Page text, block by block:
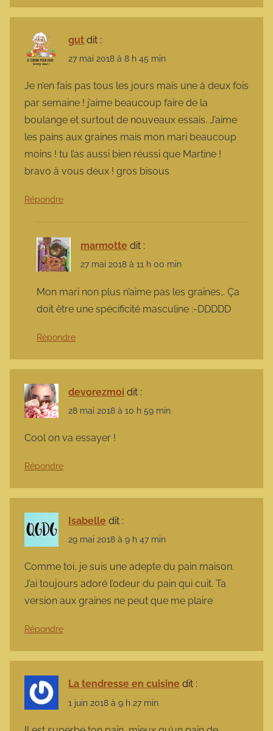
gut dit :
27 mai 2018 à 8 h 45 min
Je n’en fais pas tous les jours mais une à deux fois
par semaine ! j’aime beaucoup faire de la
boulange et surtout de nouveaux essais. J’aime
les pains aux graines mais mon mari beaucoup
moins ! tu l’as aussi bien réussi que Martine !
bravo à vous deux ! gros bisous
Répondre
marmotte dit :
27 mai 2018 à 11 h 00 min
Mon mari non plus n’aime pas les graines… Ça
doit être une spécificité masculine :-DDDDD
Répondre
devorezmoi dit :
28 mai 2018 à 10 h 59 min
Cool on va essayer !
Répondre
Isabelle dit :
29 mai 2018 à 9 h 47 min
Comme toi, je suis une adepte du pain maison.
J’ai toujours adoré l’odeur du pain qui cuit. Ta
version aux graines ne peut que me plaire
Répondre
La tendresse en cuisine dit :
1 juin 2018 à 9 h 27 min